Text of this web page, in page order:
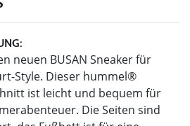
neuen BUSAN Sneaker für
Style. Dieser hummel®
ist leicht und bequem für
Die Seiten sind